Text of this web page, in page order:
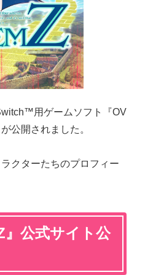
用ゲームソフト『OV
公開されました。
クターたちのプロフィー
』公式サイト公